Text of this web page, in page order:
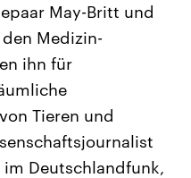
USA
Aktuelle Beiträge,
Hintergründe
Wirtschaftlich und
gehören die Vereinigten
den mächtigsten Ländern
mit großem Einfluss auf
May-Britt und
Medizin-
ihn für
Tieren und
Deutschlandfunk,